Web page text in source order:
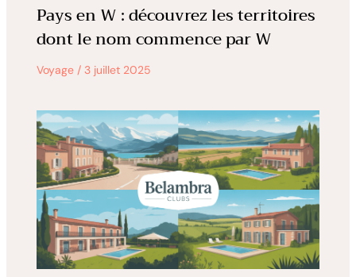
Pays en W : découvrez les territoires
dont le nom commence par W
Voyage/ 3 juillet 2025